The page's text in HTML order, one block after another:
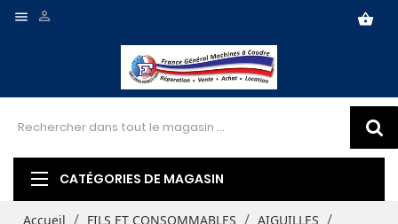
 shopping_basket

CATÉGORIES DE MAGASIN
Accueil FILS ET CONSOMMABLES
AIGUILLES